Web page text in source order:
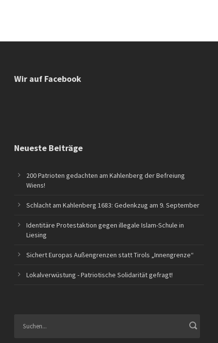
Wir auf Facebook
Neueste Beiträge
200 Patrioten gedachten am Kahlenberg der Befreiung
Wiens!
Schlacht am Kahlenberg 1683: Gedenkzug am 9. September
Identitäre Protestaktion gegen illegale Islam-Schule in
Liesing
Sichert Europas Außengrenzen statt Tirols „Innengrenze“
Lokalverwüstung - Patriotische Solidarität gefragt!